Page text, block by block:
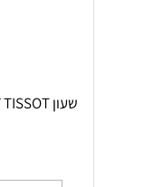
שעון MATHEY TISSOT מטיי טיסוט לגבר H680BN